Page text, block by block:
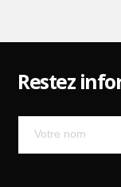
Restez